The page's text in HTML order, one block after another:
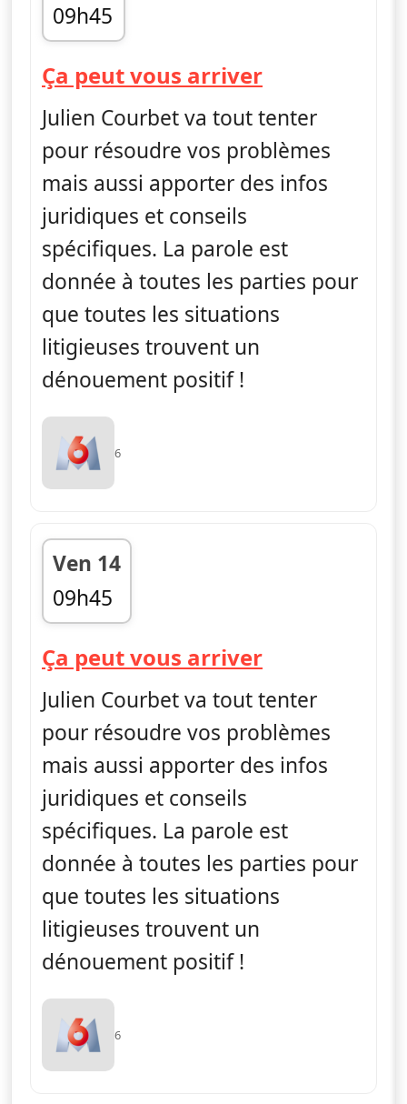
09h45
fin 11h30
Ça peut vous arriver— Ça peut
Julien Courbet va tout tenter
pour résoudre vos problèmes
mais aussi apporter des infos
juridiques et conseils
spécifiques. La parole est
donnée à toutes les parties pour
que toutes les situations
litigieuses trouvent un
dénouement positif !
6
Ven 14
09h45
fin 11h30
Ça peut vous arriver— Ça peut
Julien Courbet va tout tenter
pour résoudre vos problèmes
mais aussi apporter des infos
juridiques et conseils
spécifiques. La parole est
donnée à toutes les parties pour
que toutes les situations
litigieuses trouvent un
dénouement positif !
6